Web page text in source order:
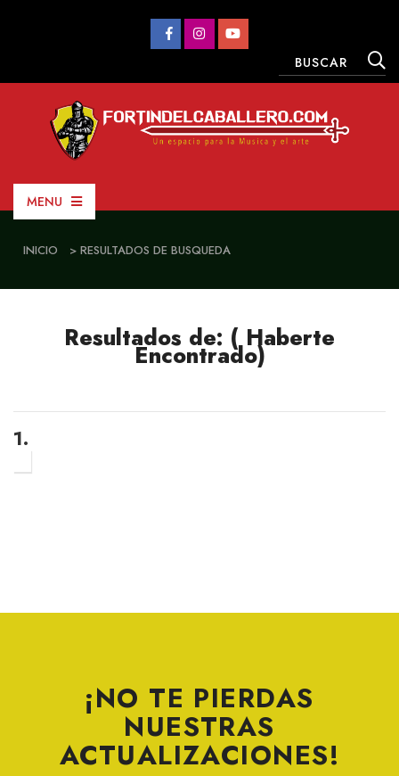
MENU
INICIO > RESULTADOS DE BUSQUEDA
Resultados de: ( Haberte
Encontrado)
1.
¡NO TE PIERDAS
NUESTRAS
ACTUALIZACIONES!